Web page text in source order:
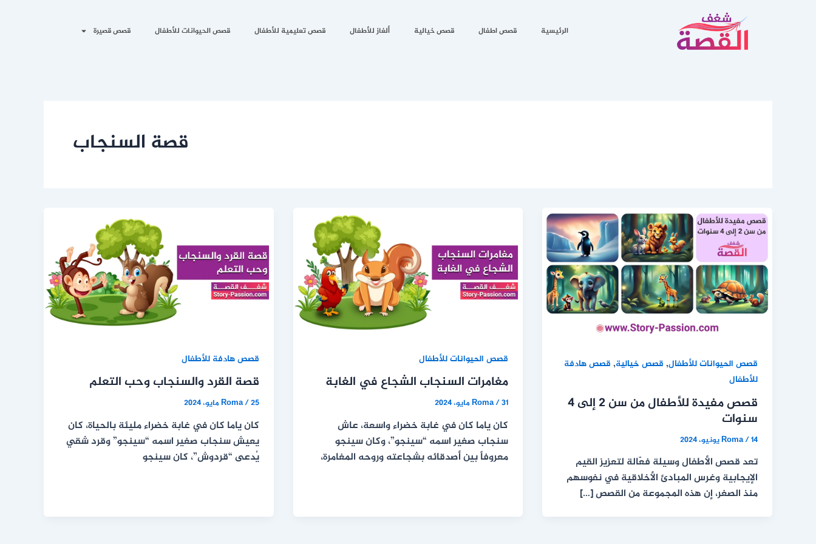
الرئيسية قصص اطفال قصص خيالية ألغاز للأطفال قصص تعليمية للأطفال قصص الحيوانات للأطفال قصص قصيرة
قصة السنجاب
قصص الحيوانات للأطفال, قصص خيالية, قصص هادفة
للأطفال
قصص مفيدة للأطفال من سن 2 إلى 4
سنوات
Roma/14 يونيو، 2024
تعد قصص الأطفال وسيلة فعّالة لتعزيز القيم
الإيجابية وغرس المبادئ الأخلاقية في نفوسهم
منذ الصغر، إن هذه المجموعة من القصص […]
قصص الحيوانات للأطفال
مغامرات السنجاب الشجاع في الغابة
Roma/31 مايو، 2024
كان ياما كان في غابة خضراء واسعة، عاش
سنجاب صغير اسمه “سينجو”، وكان سينجو
معروفاً بين أصدقائه بشجاعته وروحه المغامرة،
قصص هادفة للأطفال
قصة القرد والسنجاب وحب التعلم
Roma/25 مايو، 2024
كان ياما كان في غابة خضراء مليئة بالحياة، كان
يعيش سنجاب صغير اسمه “سينجو” وقرد شقي
يُدعى “قردوش”، كان سينجو